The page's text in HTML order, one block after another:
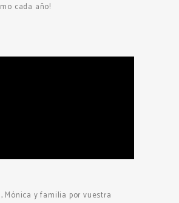
cada año!
Mónica y familia por vuestra